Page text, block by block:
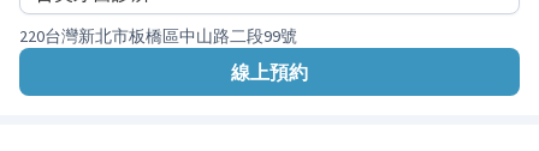
220台灣新北市板橋區中山路二段99號
線上預約